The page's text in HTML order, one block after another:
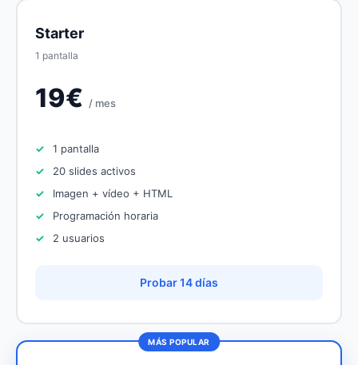
Starter
1 pantalla
19€ / mes
1 pantalla
20 slides activos
Imagen + vídeo + HTML
Programación horaria
2 usuarios
Probar 14 días
MÁS POPULAR